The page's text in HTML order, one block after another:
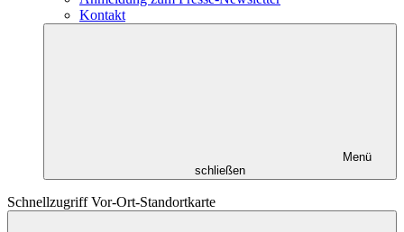
Kontakt
Menü
schließen
Schnellzugriff Vor-Ort-Standortkarte